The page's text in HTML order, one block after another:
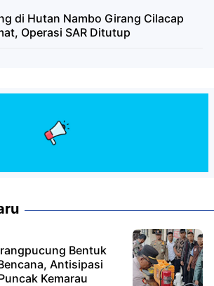
di Hutan Nambo Girang Cilacap
Operasi SAR Ditutup
Bentuk
Antisipasi
Kemarau